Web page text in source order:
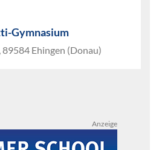
Gymnasium
Ehingen (Donau)
Anzeige